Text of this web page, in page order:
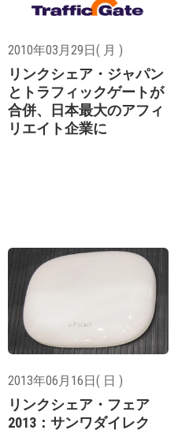
2010年03月29日( 月 )
リンクシェア・ジャパン
とトラフィックゲートが
合併、日本最大のアフィ
リエイト企業に
2013年06月16日( 日 )
リンクシェア・フェア
2013：サンワダイレク